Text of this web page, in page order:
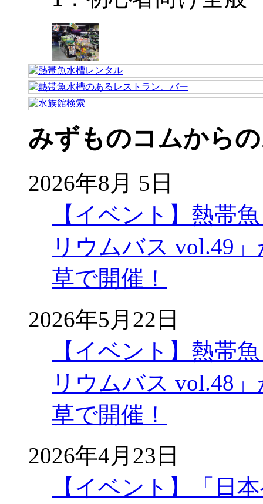
みずものコムから
2026年8月 5日
【イベント】熱帯
リウムバス vol.49
草で開催！
2026年5月22日
【イベント】熱帯
リウムバス vol.48
草で開催！
2026年4月23日
【イベント】「日